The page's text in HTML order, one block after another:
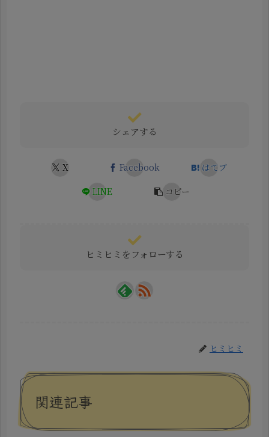
シェアする
X Facebook
はてブ
LINE
コピー
ヒミヒミをフォローする
ヒミヒミ
関連記事